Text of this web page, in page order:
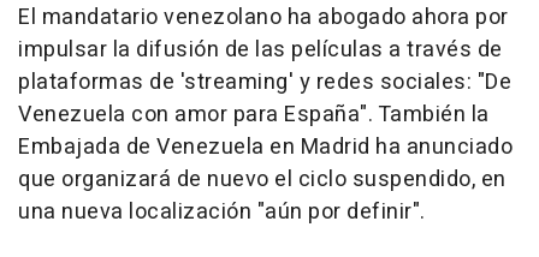
El mandatario venezolano ha abogado ahora por
impulsar la difusión de las películas a través de
plataformas de 'streaming' y redes sociales: "De
Venezuela con amor para España". También la
Embajada de Venezuela en Madrid ha anunciado
que organizará de nuevo el ciclo suspendido, en
una nueva localización "aún por definir".